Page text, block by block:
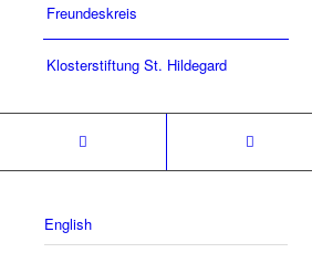
Freundeskreis
Klosterstiftung St. Hildegard
English